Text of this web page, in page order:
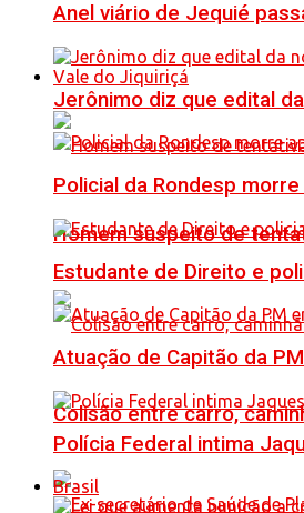
Vale do Jiquiriçá
Homem suspeito de
Colisão entre carro,
Anel viário de Jequié
Jerônimo diz que edital
Policial da Rondesp
Estudante de Direito e
Atuação de Capitão da
Polícia Federal intima
Brasil